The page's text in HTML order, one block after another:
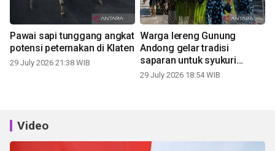
Pawai sapi tunggang angkat
potensi peternakan di Klaten
29 July 2026 21:38 WIB
Warga lereng Gunung
Andong gelar tradisi
saparan untuk syukuri
panen
29 July 2026 18:54 WIB
Video